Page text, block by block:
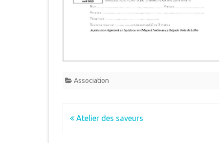
Association
Navigation
Atelier des saveurs